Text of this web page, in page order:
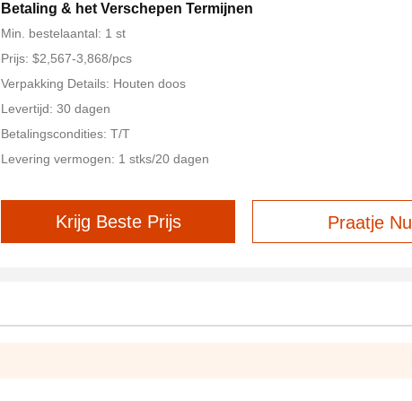
Betaling & het Verschepen Termijnen
Min. bestelaantal: 1 st
Prijs: $2,567-3,868/pcs
Verpakking Details: Houten doos
Levertijd: 30 dagen
Betalingscondities: T/T
Levering vermogen: 1 stks/20 dagen
Krijg Beste Prijs Praatje Nu